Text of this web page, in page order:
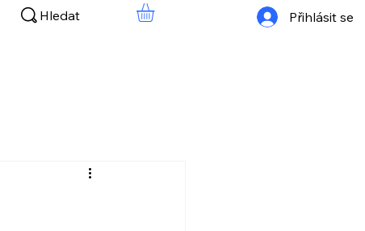
Přihlásit se
Hledat